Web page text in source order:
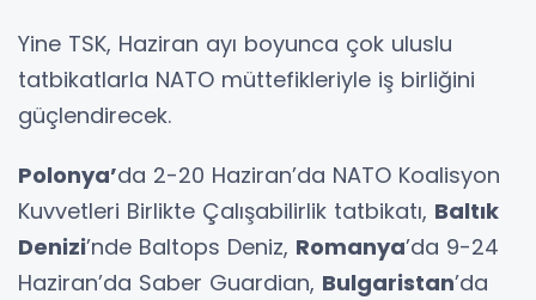
Yine TSK, Haziran ayı boyunca çok uluslu
tatbikatlarla NATO müttefikleriyle iş birliğini
güçlendirecek.
Polonya’da 2-20 Haziran’da NATO Koalisyon
Kuvvetleri Birlikte Çalışabilirlik tatbikatı, Baltık
Denizi’nde Baltops Deniz, Romanya’da 9-24
Haziran’da Saber Guardian, Bulgaristan’da